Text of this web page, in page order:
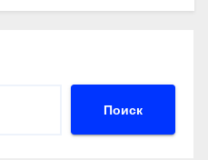
n
р
ть
Поиск